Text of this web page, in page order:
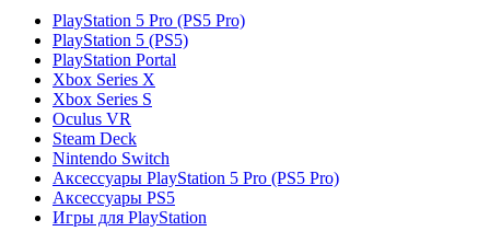
PlayStation 5 Pro (PS5 Pro)
PlayStation 5 (PS5)
PlayStation Portal
Xbox Series X
Xbox Series S
Oculus VR
Steam Deck
Nintendo Switch
Аксессуары PlayStation 5 Pro (PS5 Pro)
Аксессуары PS5
Игры для PlayStation